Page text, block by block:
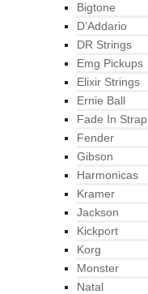
Bigtone
D’Addario
DR Strings
Emg Pickups
Elixir Strings
Ernie Ball
Fade In Strap
Fender
Gibson
Harmonicas
Kramer
Jackson
Kickport
Korg
Monster
Natal